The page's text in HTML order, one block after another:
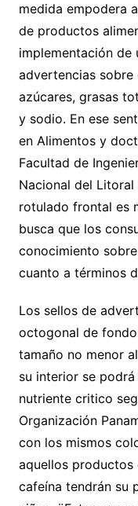
medida empodera
de productos
implementación
advertencias
azúcares, grasas
y sodio. En ese
en Alimentos y
Facultad de
Nacional del Litoral
rotulado frontal es
busca que los
conocimiento
cuanto a términos
Los sellos de
octogonal de
tamaño no menor
su interior se podrá
nutriente critico
Organización
con los mismos
aquellos productos
cafeína tendrán su